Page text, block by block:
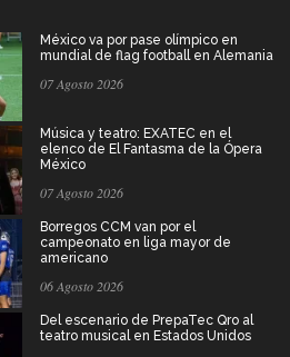
México va por pase olímpico en
mundial de flag football en Alemania
07 Agosto 2026
Música y teatro: EXATEC en el
elenco de El Fantasma de la Ópera
México
07 Agosto 2026
Borregos CCM van por el
campeonato en liga mayor de
americano
06 Agosto 2026
Del escenario de PrepaTec Qro al
teatro musical en Estados Unidos